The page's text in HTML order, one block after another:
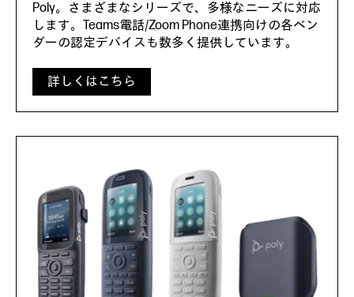
Poly。さまざまなシリーズで、多様なニーズに対応
します。Teams電話/Zoom Phone連携向けの各ベン
ダーの認定デバイスも数多く提供しています。
詳しくはこちら